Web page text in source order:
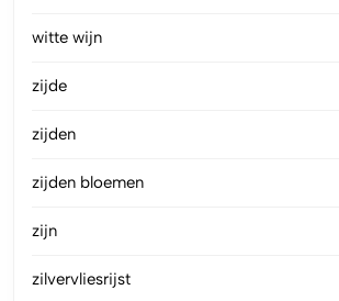
witte wijn
zijde
zijden
zijden bloemen
zijn
zilvervliesrijst